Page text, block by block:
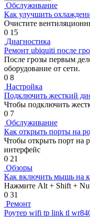
Обслуживание
Как улучшить
Очистите
0 15
Диагностика
Ремонт ubiquiti после
После грозы первым
оборудование от сети.
0 8
Настройка
Подключить жесткий
Чтобы подключить
0 7
Обслуживание
Как открыть порты на
Чтобы открыть порт на
интерфейс
0 21
Обзоры
Как включить мышь на
Нажмите Alt + Shift +
0 31
Ремонт
Роутер wifi tp link tl